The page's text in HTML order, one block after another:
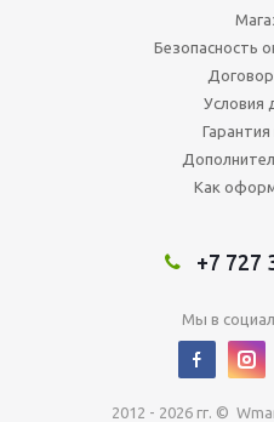
Безопасность
Условия
Как
+7 727
Мы в
2012 - 2026 гг. ©